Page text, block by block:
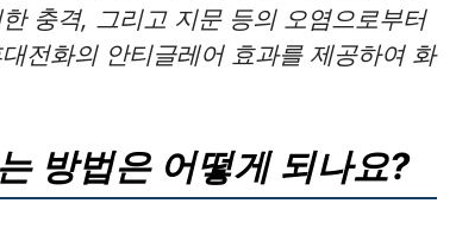
충격, 그리고 지문 등의 오염으로부터
전화의 안티글레어 효과를 제공하여 화
방법은 어떻게 되나요?